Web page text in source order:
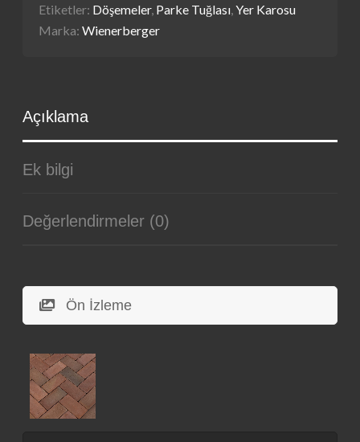
Etiketler: Döşemeler, Parke Tuğlası,Yer Karosu
Marka:Wienerberger
Açıklama
Ek bilgi
Değerlendirmeler (0)
Ön İzleme